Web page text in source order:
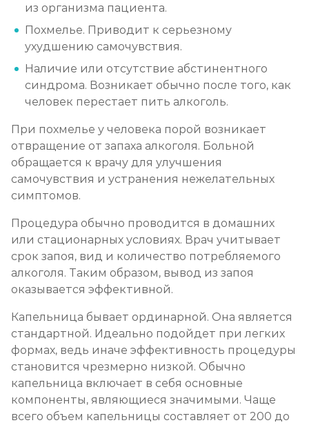
из организма пациента.
Похмелье. Приводит к серьезному
ухудшению самочувствия.
Наличие или отсутствие абстинентного
синдрома. Возникает обычно после того, как
человек перестает пить алкоголь.
При похмелье у человека порой возникает
отвращение от запаха алкоголя. Больной
обращается к врачу для улучшения
самочувствия и устранения нежелательных
симптомов.
Процедура обычно проводится в домашних
или стационарных условиях. Врач учитывает
срок запоя, вид и количество потребляемого
алкоголя. Таким образом, вывод из запоя
оказывается эффективной.
Капельница бывает ординарной. Она является
стандартной. Идеально подойдет при легких
формах, ведь иначе эффективность процедуры
становится чрезмерно низкой. Обычно
капельница включает в себя основные
компоненты, являющиеся значимыми. Чаще
всего объем капельницы составляет от 200 до